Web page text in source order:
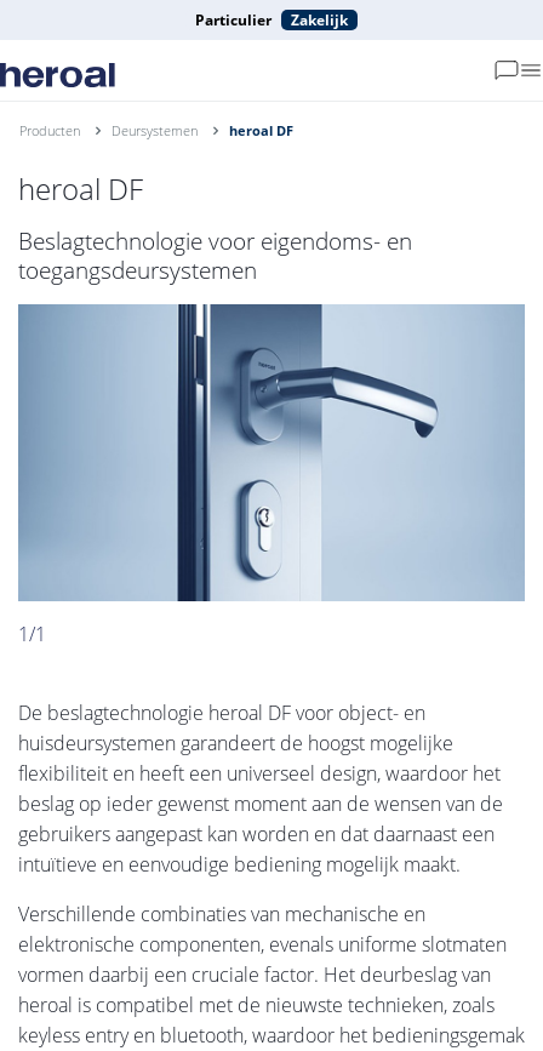
Particulier Zakelijk
Producten Deursystemen heroal DF
heroal DF
Beslagtechnologie voor eigendoms- en
toegangsdeursystemen
1/1
De beslagtechnologie heroal DF voor object- en
huisdeursystemen garandeert de hoogst mogelijke
flexibiliteit en heeft een universeel design, waardoor het
beslag op ieder gewenst moment aan de wensen van de
gebruikers aangepast kan worden en dat daarnaast een
intuïtieve en eenvoudige bediening mogelijk maakt.
Verschillende combinaties van mechanische en
elektronische componenten, evenals uniforme slotmaten
vormen daarbij een cruciale factor. Het deurbeslag van
heroal is compatibel met de nieuwste technieken, zoals
keyless entry en bluetooth, waardoor het bedieningsgemak